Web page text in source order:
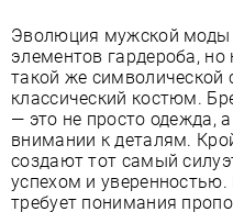
Эволюция мужской
элементов гардероба,
такой же символической
классический костюм.
— это не просто одежда,
внимании к деталям.
создают тот самый
успехом и
требует понимания